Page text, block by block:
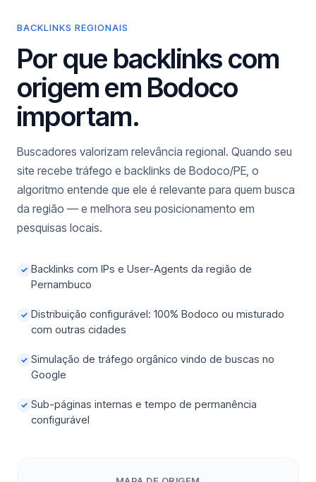
BACKLINKS REGIONAIS
Por que backlinks com
origem em Bodoco
importam.
Buscadores valorizam relevância regional. Quando seu
site recebe tráfego e backlinks de Bodoco/PE, o
algoritmo entende que ele é relevante para quem busca
da região — e melhora seu posicionamento em
pesquisas locais.
✓ Backlinks com IPs e User-Agents da região de
Pernambuco
✓ Distribuição configurável: 100% Bodoco ou misturado
com outras cidades
✓ Simulação de tráfego orgânico vindo de buscas no
Google
✓ Sub-páginas internas e tempo de permanência
configurável